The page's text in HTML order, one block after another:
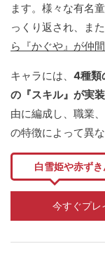
ます。様々な有名
っくり返され、また
ら『かぐや』が仲
キャラには、 4種類
の『スキル』が実装
由に編成し、職業
の特徴によって異
白雪姫や赤ず
今すぐプレ